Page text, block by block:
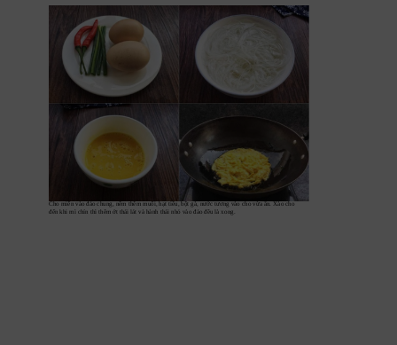
Cho miến vào đảo chung, nêm thêm muối, hạt tiêu, bột gà, nước tương vào cho vừa ăn. X ào cho
đến khi mì chín thì thêm ớt thái lát và hành thái nhỏ vào đảo đều là xong.